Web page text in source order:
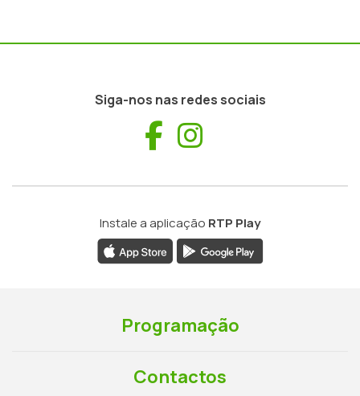
Siga-nos nas redes sociais
Facebook
Instale a aplicação RTP Play
Programação
Contactos